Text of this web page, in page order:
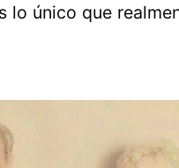
lo único que